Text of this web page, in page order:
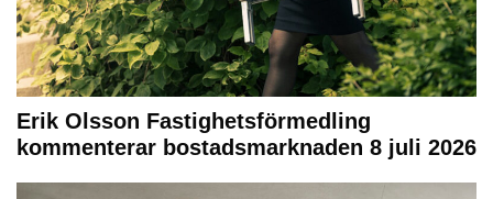
Erik Olsson Fastighetsförmedling
kommenterar bostadsmarknaden 8 juli 2026